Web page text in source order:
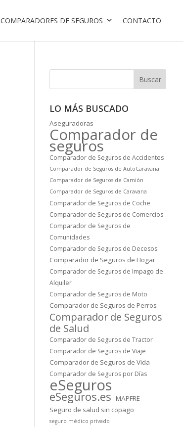
COMPARADORES DE SEGUROS CONTACTO
Buscar
LO MÁS BUSCADO
Aseguradoras
Comparador de
seguros
Comparador de Seguros de Accidentes
Comparador de Seguros de AutoCaravana
Comparador de Seguros de Camión
Comparador de Seguros de Caravana
Comparador de Seguros de Coche
Comparador de Seguros de Comercios
Comparador de Seguros de
Comunidades
Comparador de Seguros de Decesos
Comparador de Seguros de Hogar
Comparador de Seguros de Impago de
Alquiler
Comparador de Seguros de Moto
Comparador de Seguros de Perros
Comparador de Seguros
de Salud
Comparador de Seguros de Tractor
Comparador de Seguros de Viaje
Comparador de Seguros de Vida
Comparador de Seguros por Días
eSeguros
eSeguros.es MAPFRE
Seguro de salud sin copago
seguro médico privado